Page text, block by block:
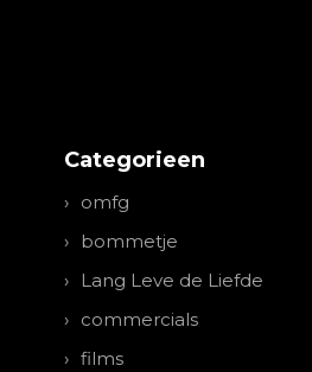
Categorieen
omfg
bommetje
Lang Leve de Liefde
commercials
films